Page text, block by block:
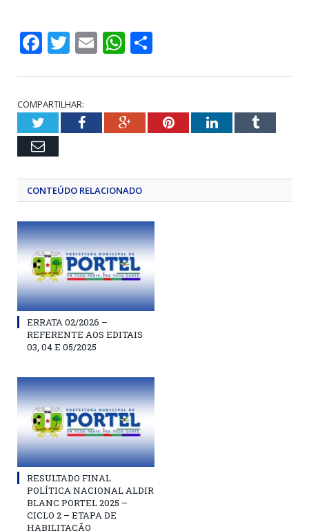
Facebook
Twitter
EmailWhatsApp
COMPARTILHAR:
TwitterFacebookGoogle+PinterestLinkedInTumblr
Email
CONTEÚDO RELACIONADO
ERRATA 02/2026 –
REFERENTE AOS EDITAIS
03, 04 E 05/2025
RESULTADO FINAL
POLÍTICA NACIONAL ALDIR
BLANC PORTEL 2025 –
CICLO 2 – ETAPA DE
HABILITAÇÃO